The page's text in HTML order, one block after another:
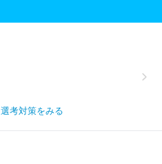
選考対策をみる